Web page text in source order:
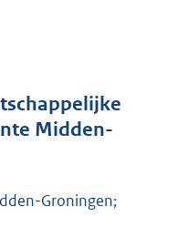
r
o
e
Midden-
Groningen;